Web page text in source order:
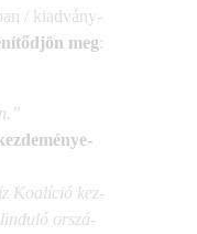
/ kiad­vány­
meg:
”
Koa­lí­ció kez­
orszá­